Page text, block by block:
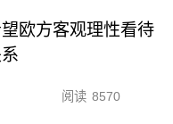
欧方客观理性看待
阅读 8570